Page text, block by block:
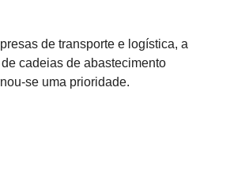
de transporte e logística, a
cadeias de abastecimento
se uma prioridade.